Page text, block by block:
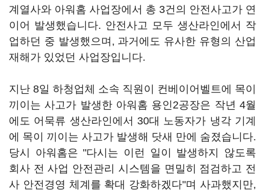
계열사와 아워홈 사업장에서 총 3건의 안전사고가 연
이어 발생했습니다. 안전사고 모두 생산라인에서 작
업하던 중 발생했으며, 과거에도 유사한 유형의 산업
재해가 있었던 사업장입니다.
지난 8일 하청업체 소속 직원이 컨베이어벨트에 목이
끼이는 사고가 발생한 아워홈 용인2공장은 작년 4월
에도 어묵류 생산라인에서 30대 노동자가 냉각 기계
에 목이 끼이는 사고가 발생해 닷새 만에 숨졌습니다.
당시 아워홈은 "다시는 이런 일이 발생하지 않도록
회사 전 사업 안전관리 시스템을 면밀히 점검하고 전
사 안전경영 체계를 확대 강화하겠다"며 사과했지만,